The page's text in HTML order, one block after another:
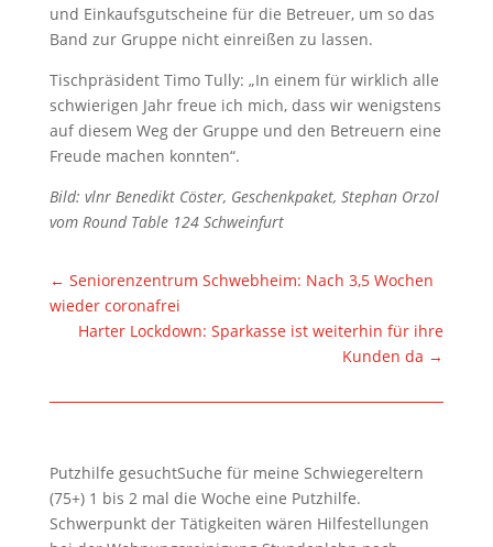
und Einkaufsgutscheine für die Betreuer, um so das
Band zur Gruppe nicht einreißen zu lassen.
Tischpräsident Timo Tully: „In einem für wirklich alle
schwierigen Jahr freue ich mich, dass wir wenigstens
auf diesem Weg der Gruppe und den Betreuern eine
Freude machen konnten“.
Bild: vlnr Benedikt Cöster, Geschenkpaket, Stephan Orzol
vom Round Table 124 Schweinfurt
← Seniorenzentrum Schwebheim: Nach 3,5 Wochen
wieder coronafrei
Harter Lockdown: Sparkasse ist weiterhin für ihre
Kunden da →
Putzhilfe gesuchtSuche für meine Schwiegereltern
(75+) 1 bis 2 mal die Woche eine Putzhilfe.
Schwerpunkt der Tätigkeiten wären Hilfestellungen